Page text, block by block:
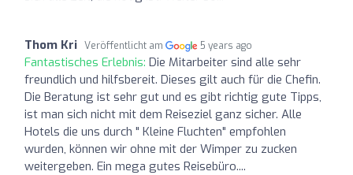
Thom Kri Veröffentlicht am 5 years ago
Fantastisches Erlebnis: Die Mitarbeiter sind alle sehr
freundlich und hilfsbereit. Dieses gilt auch für die Chefin.
Die Beratung ist sehr gut und es gibt richtig gute Tipps,
ist man sich nicht mit dem Reiseziel ganz sicher. Alle
Hotels die uns durch " Kleine Fluchten" empfohlen
wurden, können wir ohne mit der Wimper zu zucken
weitergeben. Ein mega gutes Reisebüro....